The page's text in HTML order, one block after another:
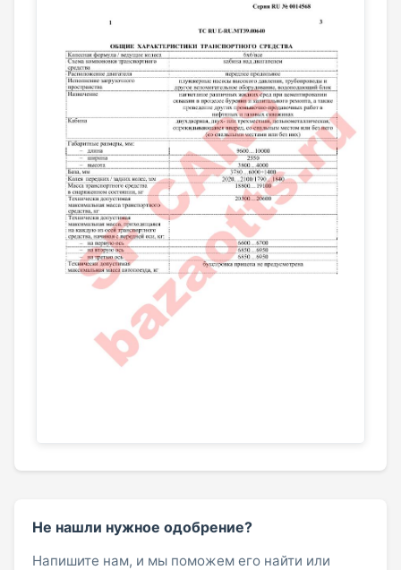
Не нашли нужное одобрение?
Напишите нам, и мы поможем его найти или